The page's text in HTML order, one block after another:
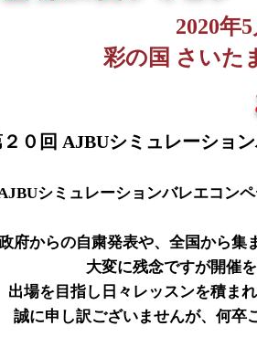
2020年
彩の国 さいた
０回 AJBUシミュレーショ
シミュレーションバレエコン
府からの自粛発表や、全国から集
大変に残念ですが開催
出場を目指し日々レッスンを積ま
誠に申し訳ございませんが、何卒